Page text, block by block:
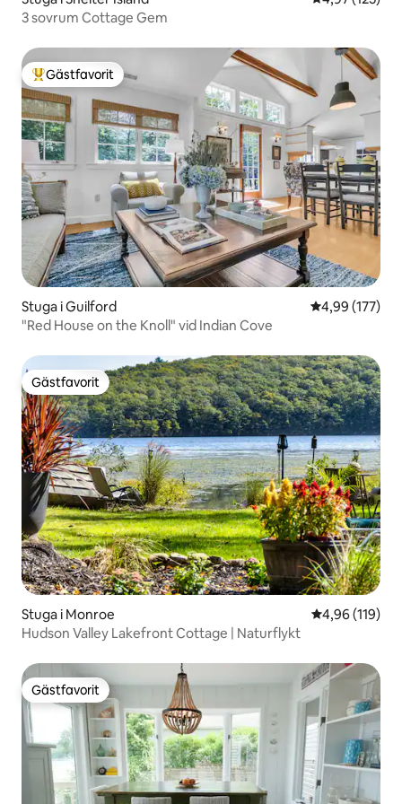
3 sovrum Cottage Gem
Populär gästfavorit
Gästfavorit
Stuga i Guilford 4,99 av 5 i
4,99 (177)
"Red House on the Knoll" vid Indian Cove
Gästfavorit
Gästfavorit
Stuga i Monroe 4,96 av 5 i
4,96 (119)
Hudson Valley Lakefront Cottage | Naturflykt
Gästfavorit
Gästfavorit